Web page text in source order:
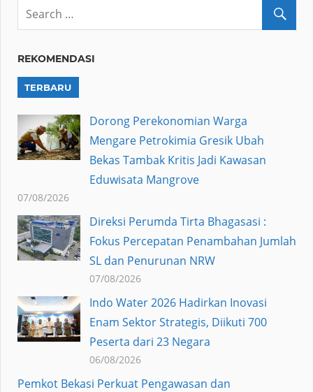
REKOMENDASI
TERBARU
Dorong Perekonomian Warga
Mengare Petrokimia Gresik Ubah
Bekas Tambak Kritis Jadi Kawasan
Eduwisata Mangrove
07/08/2026
Direksi Perumda Tirta Bhagasasi :
Fokus Percepatan Penambahan Jumlah
SL dan Penurunan NRW
07/08/2026
Indo Water 2026 Hadirkan Inovasi
Enam Sektor Strategis, Diikuti 700
Peserta dari 23 Negara
06/08/2026
Pemkot Bekasi Perkuat Pengawasan dan